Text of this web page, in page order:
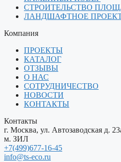
СТРОИТЕЛЬСТВО
ЛАНДШАФТНОЕ
Компания
ПРОЕКТЫ
КАТАЛОГ
ОТЗЫВЫ
О НАС
СОТРУДНИЧЕСТВО
НОВОСТИ
КОНТАКТЫ
Контакты
г. Москва, ул. Автозаводская д.
м. ЗИЛ
+7(499)677-16-45
info@ts-eco.ru